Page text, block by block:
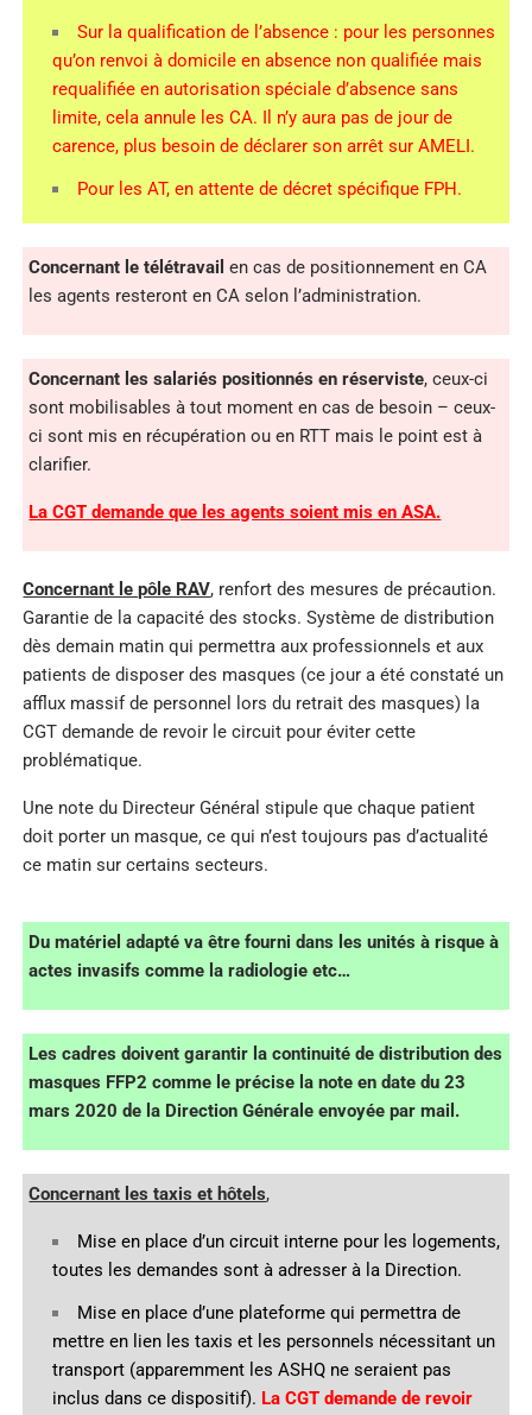
Sur la qualification de l’absence : pour les personnes
qu’on renvoi à domicile en absence non qualifiée mais
requalifiée en autorisation spéciale d’absence sans
limite, cela annule les CA. Il n’y aura pas de jour de
carence, plus besoin de déclarer son arrêt sur AMELI.
Pour les AT, en attente de décret spécifique FPH.
Concernant le télétravail en cas de positionnement en CA
les agents resteront en CA selon l’administration.
Concernant les salariés positionnés en réserviste, ceux-ci
sont mobilisables à tout moment en cas de besoin – ceux-
ci sont mis en récupération ou en RTT mais le point est à
clarifier.
La CGT demande que les agents soient mis en ASA.
Concernant le pôle RAV, renfort des mesures de précaution.
Garantie de la capacité des stocks. Système de distribution
dès demain matin qui permettra aux professionnels et aux
patients de disposer des masques (ce jour a été constaté un
afflux massif de personnel lors du retrait des masques) la
CGT demande de revoir le circuit pour éviter cette
problématique.
Une note du Directeur Général stipule que chaque patient
doit porter un masque, ce qui n’est toujours pas d’actualité
ce matin sur certains secteurs.
Du matériel adapté va être fourni dans les unités à risque à
actes invasifs comme la radiologie etc…
Les cadres doivent garantir la continuité de distribution des
masques FFP2 comme le précise la note en date du 23
mars 2020 de la Direction Générale envoyée par mail.
Concernant les taxis et hôtels,
Mise en place d’un circuit interne pour les logements,
toutes les demandes sont à adresser à la Direction.
Mise en place d’une plateforme qui permettra de
mettre en lien les taxis et les personnels nécessitant un
transport (apparemment les ASHQ ne seraient pas
inclus dans ce dispositif). La CGT demande de revoir